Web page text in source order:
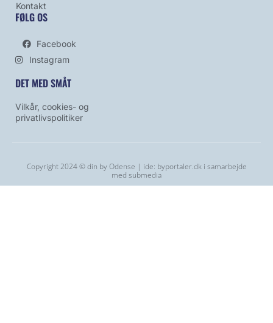
Kontakt
FØLG OS
Facebook
Instagram
DET MED SMÅT
Vilkår, cookies- og
privatlivspolitiker
Copyright 2024 © din by Odense | ide: byportaler.dki samarbejde
med submedia